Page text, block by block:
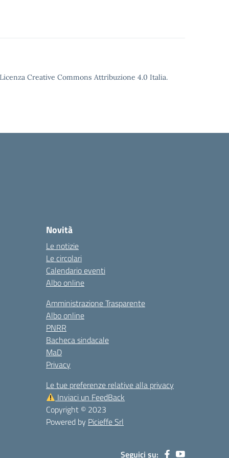
Creative Commons Attribuzione 4.0 Italia.
Novità
Le notizie
Le circolari
Calendario eventi
Albo online
Amministrazione Trasparente
Albo online
PNRR
Bacheca sindacale
MaD
Privacy
Le tue preferenze relative alla privacy
Inviaci un FeedBack
Copyright © 2023
Powered by Picieffe Srl
Seguici su: